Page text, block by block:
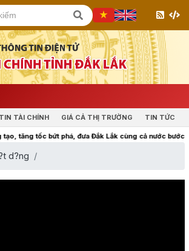
TIN TÀI CHÍNH GIÁ CẢ THỊ TRƯỜNG TIN TỨC
tốc bứt phá, đưa Đắk Lắk cùng cả nước bước vào kỷ
d?ng